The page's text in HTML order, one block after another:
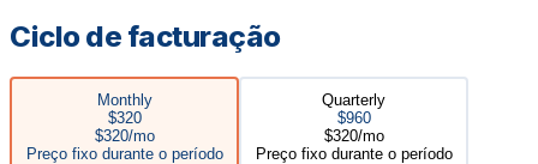
Ciclo de facturação
Monthly
$320
$320/mo
Preço fixo durante o período
Quarterly
$960
$320/mo
Preço fixo durante o período